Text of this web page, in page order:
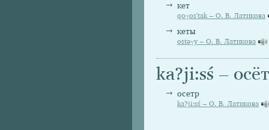
кет
qoγos'tak – О. В. Латикова
кеты
ostəγy – О. В. Латикова
ka?ji:sś –
осетр
ka?ji:sś – О. В. Латикова